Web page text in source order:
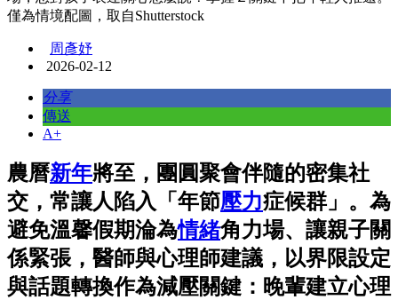
僅為情境配圖，取自Shutterstock
周彥妤
2026-02-12
分享
傳送
A+
農曆新年將至，團圓聚會伴隨的密集社
交，常讓人陷入「年節壓力症候群」。為
避免溫馨假期淪為情緒角力場、讓親子關
係緊張，醫師與心理師建議，以界限設定
與話題轉換作為減壓關鍵：晚輩建立心理